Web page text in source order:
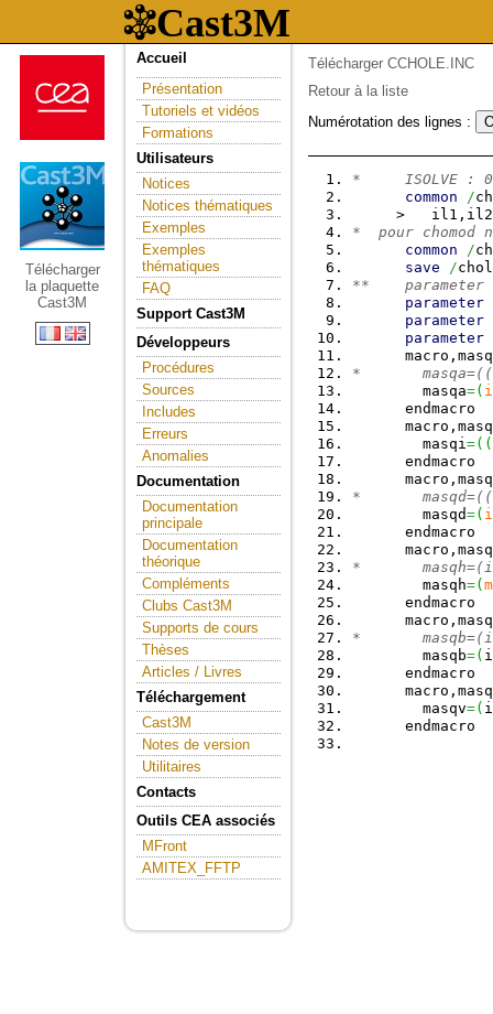
Télécharger
la plaquette
Cast3M
Accueil
Présentation
Tutoriels et vidéos
Formations
Utilisateurs
Notices
Notices thématiques
Exemples
Exemples
thématiques
FAQ
Support Cast3M
Développeurs
Procédures
Sources
Includes
Erreurs
Anomalies
Documentation
Documentation
principale
Documentation
théorique
Compléments
Clubs Cast3M
Supports de cours
Thèses
Articles / Livres
Téléchargement
Cast3M
Notes de version
Utilitaires
Contacts
Outils CEA associés
MFront
AMITEX_FFTP
Télécharger CCHOLE.INC
Retour à la liste
Numérotation des lignes :
*     ISOLVE :
common
/
>
*  pour chomod
common
/
save
/
**    parameter
parameter
parameter
parameter
*
        masqa
=(
      endmacro
        masqi
=( (
      endmacro
*
        masqd
=(
      endmacro
*
        masqh
=(
      endmacro
*
        masqb
=(
      endmacro
        masqv
=(
      endmacro